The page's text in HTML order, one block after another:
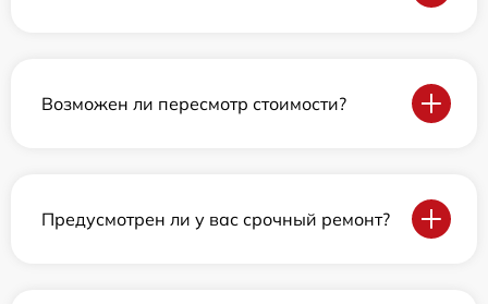
Возможен ли пересмотр стоимости?
Предусмотрен ли у вас срочный ремонт?